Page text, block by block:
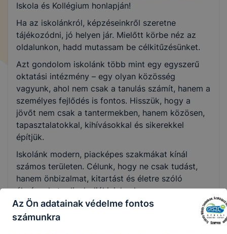
Iskola és Kollégium honlapján!
Ha az iskolánkról, képzéseinkről szeretne
tájékozódni, jó helyen jár. Mielőtt körbe néz az
oldalunkon, hadd mutassam be célkitűzésünket.
Azt gondolom iskolánk több mint egy egyszerű
oktatási intézmény – egy olyan közösség
vagyunk, ahol nem csak a tanulás számít, hanem a
személyes fejlődés is fontos. Hisszük, hogy a
jövőt nem csak a tantermekben, hanem közösen,
tapasztalatokkal, kihívásokkal és sikerekkel
építjük.
Iskolánk modern, piacképes szakmákat kínál
számos területen. Célunk, hogy ne csak tudást,
hanem önbizalmat, kitartást és életre szóló
élményeket adjunk diákjainknak.
Nálunk a gyakorlati oktatás, az innovatív
szemlélet és a barátságos légkör kéz a kézben jár.
Az Ön adatainak védelme fontos
számunkra